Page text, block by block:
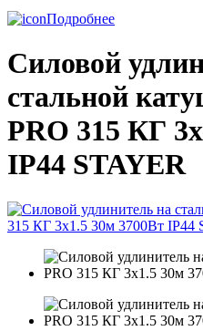
Подробнее
Силовой
стальной
PRO 315 КГ
IP44 STAYER